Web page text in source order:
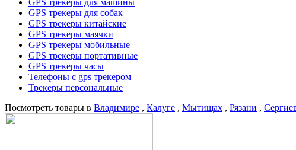
GPS трекеры для машины
GPS трекеры для собак
GPS трекеры китайские
GPS трекеры маячки
GPS трекеры мобильные
GPS трекеры портативные
GPS трекеры часы
Телефоны с gps трекером
Трекеры персональные
Посмотреть товары в Владимире , Калуге , Мытищах , Рязани ,